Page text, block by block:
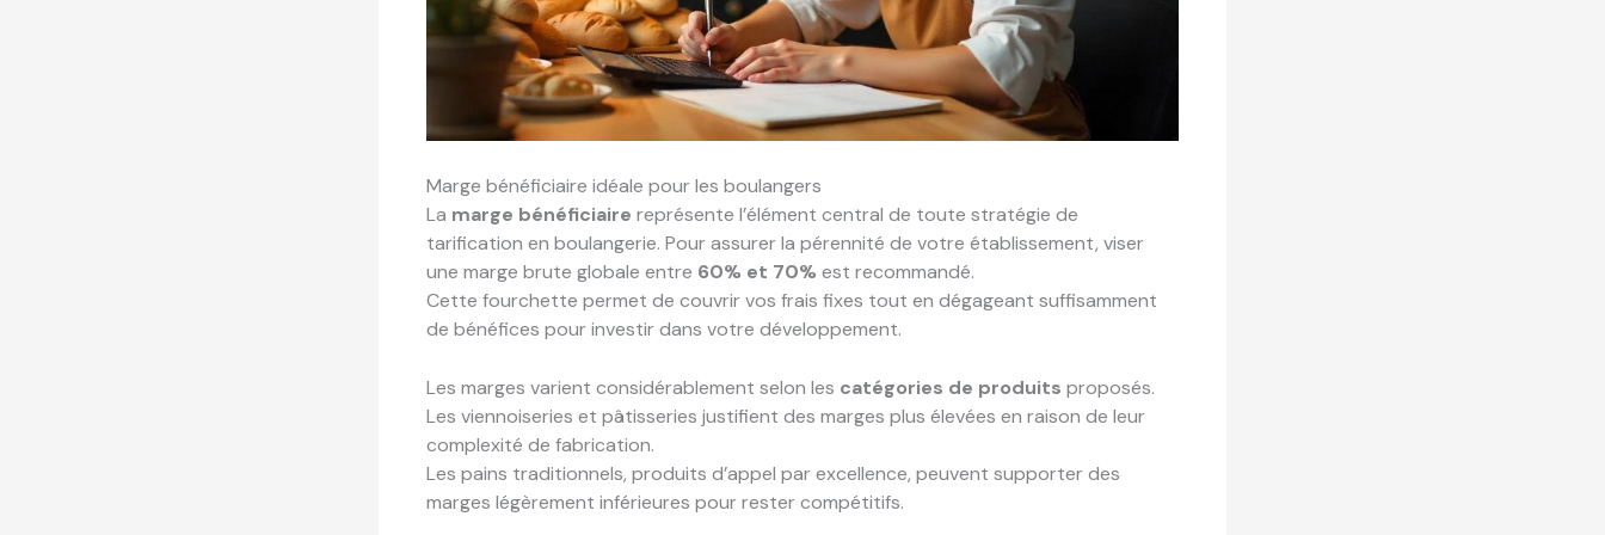
Marge bénéficiaire idéale pour les boulangers
La marge bénéficiaire représente l’élément central de toute stratégie de
tarification en boulangerie. Pour assurer la pérennité de votre établissement, viser
une marge brute globale entre 60% et 70% est recommandé.
Cette fourchette permet de couvrir vos frais fixes tout en dégageant suffisamment
de bénéfices pour investir dans votre développement.
Les marges varient considérablement selon les catégories de produits proposés.
Les viennoiseries et pâtisseries justifient des marges plus élevées en raison de leur
complexité de fabrication.
Les pains traditionnels, produits d’appel par excellence, peuvent supporter des
marges légèrement inférieures pour rester compétitifs.